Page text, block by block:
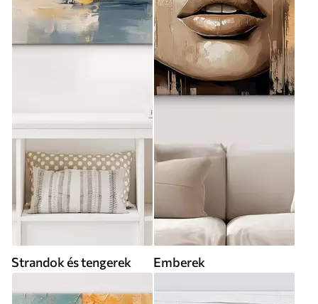
Strandok és tengerek Emberek